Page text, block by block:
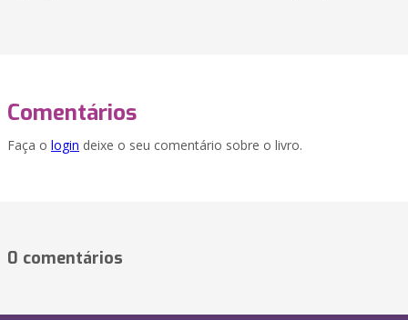
Comentários
Faça o login deixe o seu comentário sobre o livro.
0 comentários